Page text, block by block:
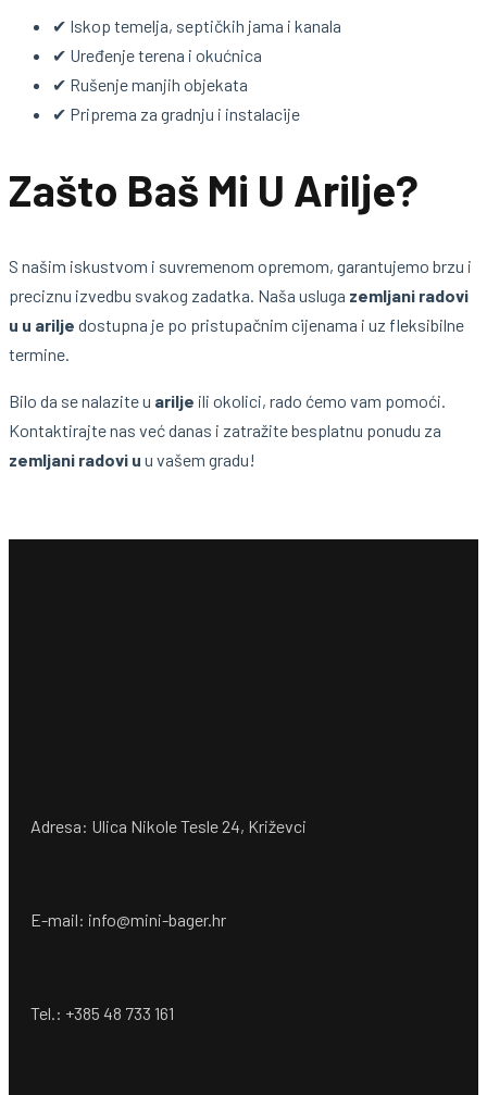
✔ Iskop temelja, septičkih jama i kanala
✔ Uređenje terena i okućnica
✔ Rušenje manjih objekata
✔ Priprema za gradnju i instalacije
Zašto Baš Mi U Arilje?
S našim iskustvom i suvremenom opremom, garantujemo brzu i
preciznu izvedbu svakog zadatka. Naša usluga zemljani radovi
u u arilje dostupna je po pristupačnim cijenama i uz fleksibilne
termine.
Bilo da se nalazite u arilje ili okolici, rado ćemo vam pomoći.
Kontaktirajte nas već danas i zatražite besplatnu ponudu za
zemljani radovi u u vašem gradu!
Adresa: Ulica Nikole Tesle 24, Križevci
E-mail: info@mini-bager.hr
Tel.: +385 48 733 161